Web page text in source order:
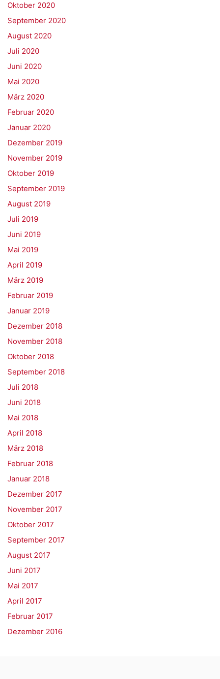
Oktober 2020
September 2020
August 2020
Juli 2020
Juni 2020
Mai 2020
März 2020
Februar 2020
Januar 2020
Dezember 2019
November 2019
Oktober 2019
September 2019
August 2019
Juli 2019
Juni 2019
Mai 2019
April 2019
März 2019
Februar 2019
Januar 2019
Dezember 2018
November 2018
Oktober 2018
September 2018
Juli 2018
Juni 2018
Mai 2018
April 2018
März 2018
Februar 2018
Januar 2018
Dezember 2017
November 2017
Oktober 2017
September 2017
August 2017
Juni 2017
Mai 2017
April 2017
Februar 2017
Dezember 2016